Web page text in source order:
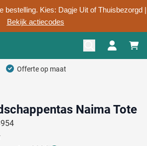
bestelling. Kies: Dagje Uit of Thuisbezorgd |
Bekijk actiecodes
Offerte op maat
Naima Tote